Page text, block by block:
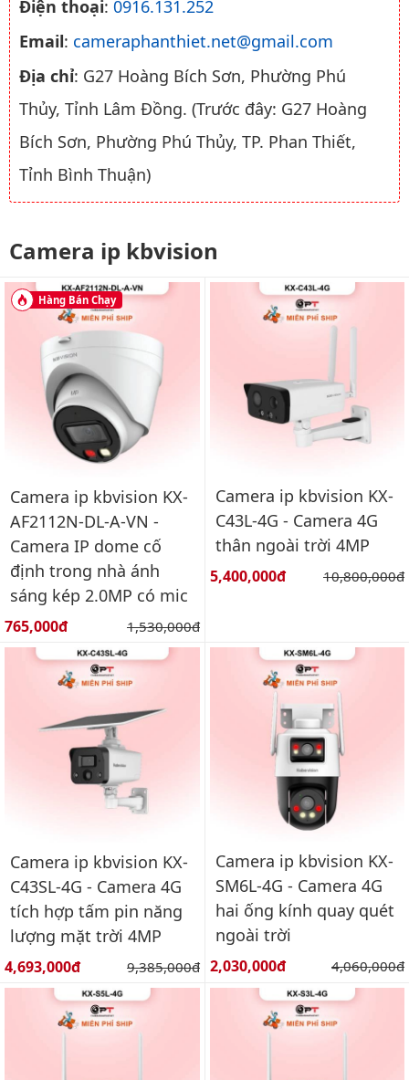
Điện thoại: 0916.131.252
Email: cameraphanthiet.net@gmail.com
Địa chỉ: G27 Hoàng Bích Sơn, Phường Phú
Thủy, Tỉnh Lâm Đồng. (Trước đây: G27 Hoàng
Bích Sơn, Phường Phú Thủy, TP. Phan Thiết,
Tỉnh Bình Thuận)
Camera ip kbvision
Hàng Bán Chạy
Camera ip kbvision KX-
AF2112N-DL-A-VN -
Camera IP dome cố
định trong nhà ánh
sáng kép 2.0MP có mic
Giá bán:
765,000đ Giá gốc:
1,530,000đ
Camera ip kbvision KX-
C43L-4G - Camera 4G
thân ngoài trời 4MP
Giá bán:
5,400,000đ Giá gốc:
10,800,000đ
Camera ip kbvision KX-
C43SL-4G - Camera 4G
tích hợp tấm pin năng
lượng mặt trời 4MP
Giá bán:
4,693,000đ Giá gốc:
9,385,000đ
Camera ip kbvision KX-
SM6L-4G - Camera 4G
hai ống kính quay quét
ngoài trời
Giá bán:
2,030,000đ Giá gốc:
4,060,000đ